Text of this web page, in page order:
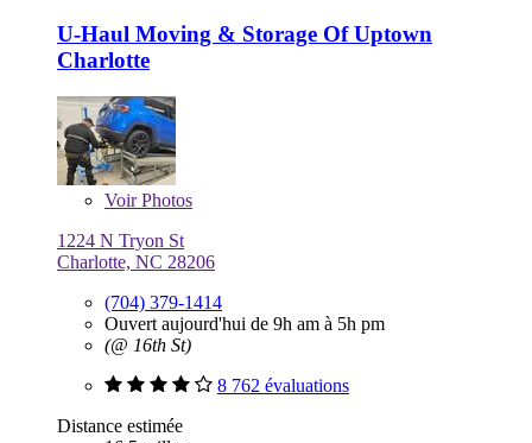
U-Haul Moving & Storage Of Uptown
Charlotte
VoirPhotos
1224 N Tryon St
Charlotte, NC 28206
(704) 379-1414
Ouvert aujourd'hui de 9h am à 5h pm
(@ 16th St)
8 762 évaluations
Distance estimée